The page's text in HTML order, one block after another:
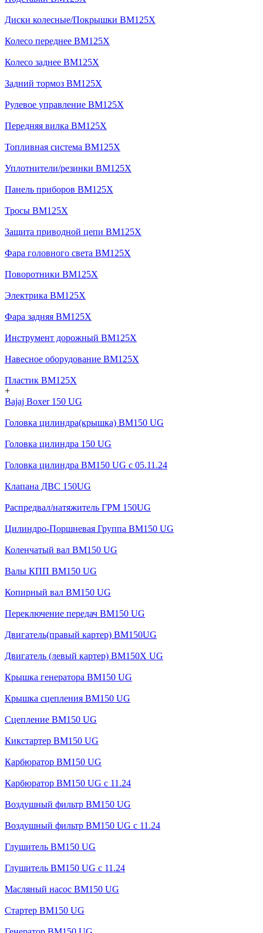
Диски колесные/Покрышки BM125X
Колесо переднее BM125X
Колесо заднее BM125X
Задний тормоз BM125X
Рулевое управление BM125X
Передняя вилка BM125X
Топливная система BM125X
Уплотнители/резинки BM125X
Панель приборов BM125X
Тросы BM125X
Защита приводной цепи BM125X
Фара головного света BM125X
Поворотники BM125X
Электрика BM125X
Фара задняя BM125X
Инструмент дорожный BM125X
Навесное оборудование BM125X
Пластик BM125X
+
Bajaj Boxer 150 UG
Головка цилиндра(крышка) BM150 UG
Головка цилиндра 150 UG
Головка цилиндра BM150 UG c 05.11.24
Клапана ДВС 150UG
Распредвал/натяжитель ГРМ 150UG
Цилиндро-Поршневая Группа BM150 UG
Коленчатый вал BM150 UG
Валы КПП BM150 UG
Копирный вал BM150 UG
Переключение передач BM150 UG
Двигатель(правый картер) ВМ150UG
Двигатель (левый картер) BM150X UG
Крышка генератора BM150 UG
Крышка сцепления BM150 UG
Сцепление BM150 UG
Кикстартер BM150 UG
Карбюратор BM150 UG
Карбюратор BM150 UG с 11.24
Воздушный фильтр BM150 UG
Воздушный фильтр BM150 UG c 11.24
Глушитель BM150 UG
Глушитель BM150 UG с 11.24
Масляный насос BM150 UG
Стартер BM150 UG